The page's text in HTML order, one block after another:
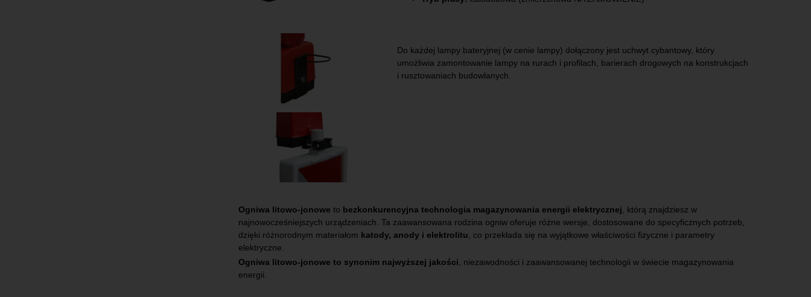
Do każdej lampy bateryjnej (w cenie lampy) dołączony jest uchwyt cybantowy, który
umożliwia zamontowanie lampy na rurach i profilach, barierach drogowych na konstrukcjach
i rusztowaniach budowlanych.
Ogniwa litowo-jonowe to bezkonkurencyjna technologia magazynowania energii elektrycznej , którą znajdziesz w
najnowocześniejszych urządzeniach. Ta zaawansowana rodzina ogniw oferuje różne wersje, dostosowane do specyficznych potrzeb,
dzięki różnorodnym materiałom katody, anody i elektrolitu , co przekłada się na wyjątkowe właściwości fizyczne i parametry
elektryczne.
Ogniwa litowo-jonowe to synonim najwyższej jakości , niezawodności i zaawansowanej technologii w świecie magazynowania
energii.